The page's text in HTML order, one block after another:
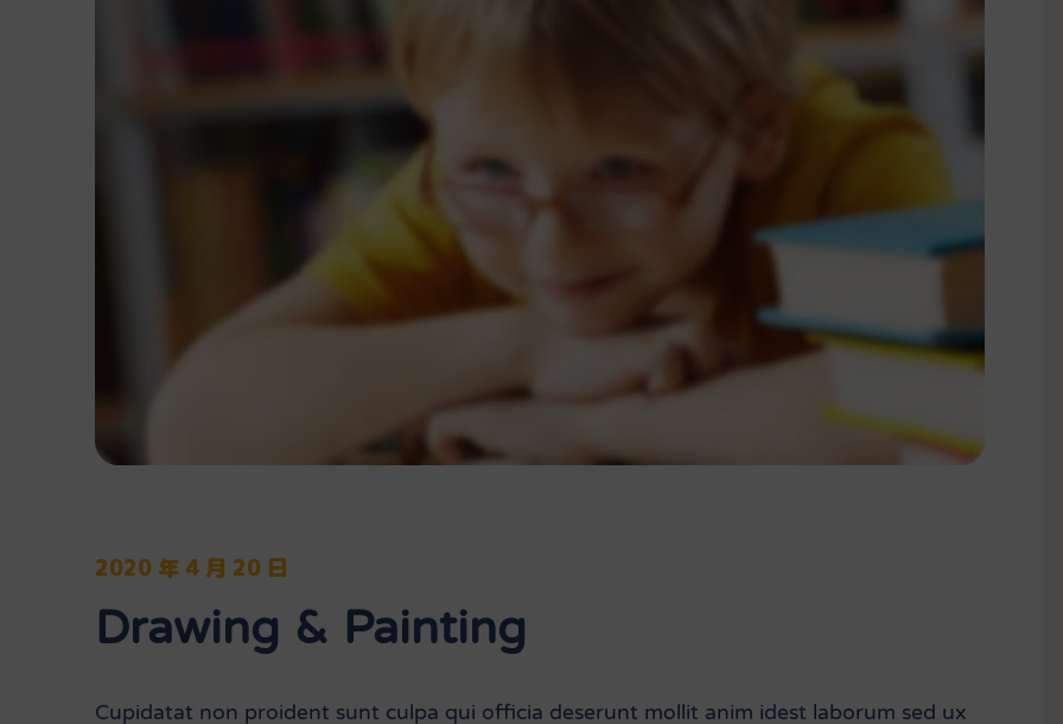
2020 年 4 月 20 日
Drawing & Painting
Cupidatat non proident sunt culpa qui officia deserunt mollit anim idest laborum sed ux